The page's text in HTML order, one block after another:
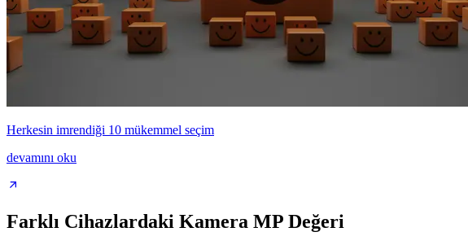
Herkesin imrendiği 10 mükemmel seçim
devamını oku
Farklı Cihazlardaki Kamera MP Değeri